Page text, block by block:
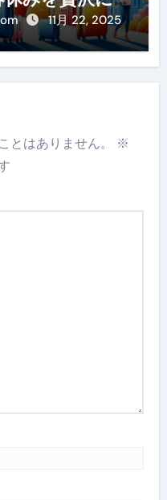
ド
11月 22, 2025
とはありません。
※